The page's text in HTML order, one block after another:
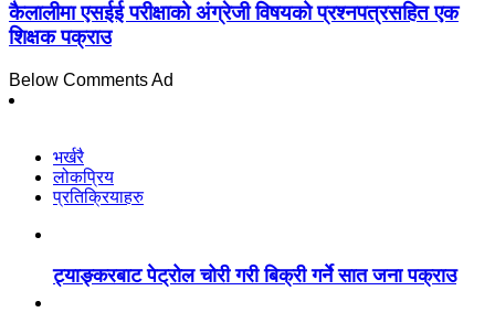
कैलालीमा एसईई परीक्षाको अंग्रेजी विषयको प्रश्नपत्रसहित एक
शिक्षक पक्राउ
Below Comments Ad
भर्खरै
लोकप्रिय
प्रतिक्रियाहरु
ट्याङ्करबाट पेट्रोल चोरी गरी बिक्री गर्ने सात जना पक्राउ